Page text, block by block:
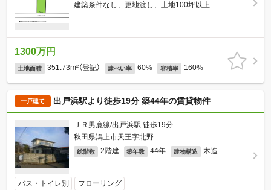
建築条件なし、更地渡し、土地100坪以上
1300万円
土地面積 351.73m²（登記） 建ぺい率 60% 容積率 160%
一戸建て 出戸浜駅より徒歩19分 築44年の賃貸物件
ＪＲ男鹿線/出戸浜駅 徒歩19分
秋田県潟上市天王字北野
総階数 2階建 築年数 44年 建物構造 木造
バス・トイレ別 フローリング